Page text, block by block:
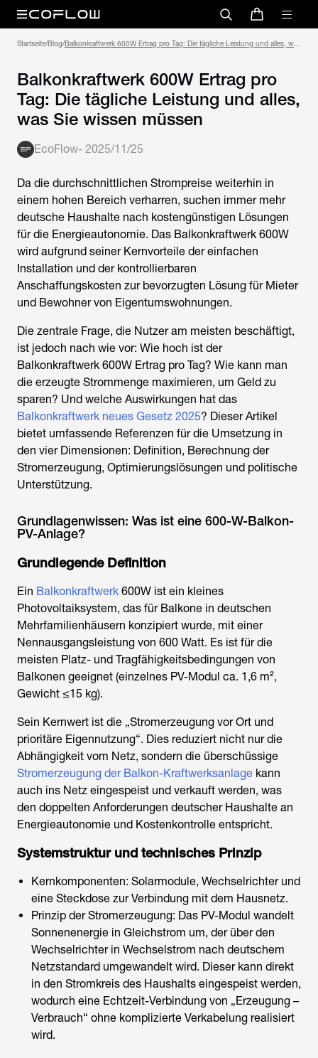
Startseite/Blog/Balkonkraftwerk 600W Ertrag pro Tag: Die tägliche Leistung und alles, was
Balkonkraftwerk 600W Ertrag pro
Tag: Die tägliche Leistung und alles,
was Sie wissen müssen
EcoFlow- 2025/11/25
Da die durchschnittlichen Strompreise weiterhin in
einem hohen Bereich verharren, suchen immer mehr
deutsche Haushalte nach kostengünstigen Lösungen
für die Energieautonomie. Das Balkonkraftwerk 600W
wird aufgrund seiner Kernvorteile der einfachen
Installation und der kontrollierbaren
Anschaffungskosten zur bevorzugten Lösung für Mieter
und Bewohner von Eigentumswohnungen.
Die zentrale Frage, die Nutzer am meisten beschäftigt,
ist jedoch nach wie vor: Wie hoch ist der
Balkonkraftwerk 600W Ertrag pro Tag? Wie kann man
die erzeugte Strommenge maximieren, um Geld zu
sparen? Und welche Auswirkungen hat das
Balkonkraftwerk neues Gesetz 2025? Dieser Artikel
bietet umfassende Referenzen für die Umsetzung in
den vier Dimensionen: Definition, Berechnung der
Stromerzeugung, Optimierungslösungen und politische
Unterstützung.
Grundlagenwissen: Was ist eine 600-W-Balkon-
PV-Anlage?
Grundlegende Definition
Ein Balkonkraftwerk 600W ist ein kleines
Photovoltaiksystem, das für Balkone in deutschen
Mehrfamilienhäusern konzipiert wurde, mit einer
Nennausgangsleistung von 600 Watt. Es ist für die
meisten Platz- und Tragfähigkeitsbedingungen von
Balkonen geeignet (einzelnes PV-Modul ca. 1,6 m²,
Gewicht ≤15 kg).
Sein Kernwert ist die „Stromerzeugung vor Ort und
prioritäre Eigennutzung“. Dies reduziert nicht nur die
Abhängigkeit vom Netz, sondern die überschüssige
Stromerzeugung der Balkon-Kraftwerksanlage kann
auch ins Netz eingespeist und verkauft werden, was
den doppelten Anforderungen deutscher Haushalte an
Energieautonomie und Kostenkontrolle entspricht.
Systemstruktur und technisches Prinzip
Kernkomponenten: Solarmodule, Wechselrichter und
eine Steckdose zur Verbindung mit dem Hausnetz.
Prinzip der Stromerzeugung: Das PV-Modul wandelt
Sonnenenergie in Gleichstrom um, der über den
Wechselrichter in Wechselstrom nach deutschem
Netzstandard umgewandelt wird. Dieser kann direkt
in den Stromkreis des Haushalts eingespeist werden,
wodurch eine Echtzeit-Verbindung von „Erzeugung –
Verbrauch“ ohne komplizierte Verkabelung realisiert
wird.